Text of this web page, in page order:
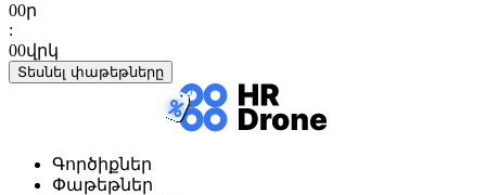
00ր
:
00վրկ
Տեսնել փաթեթները
Գործիքներ
Փաթեթներ